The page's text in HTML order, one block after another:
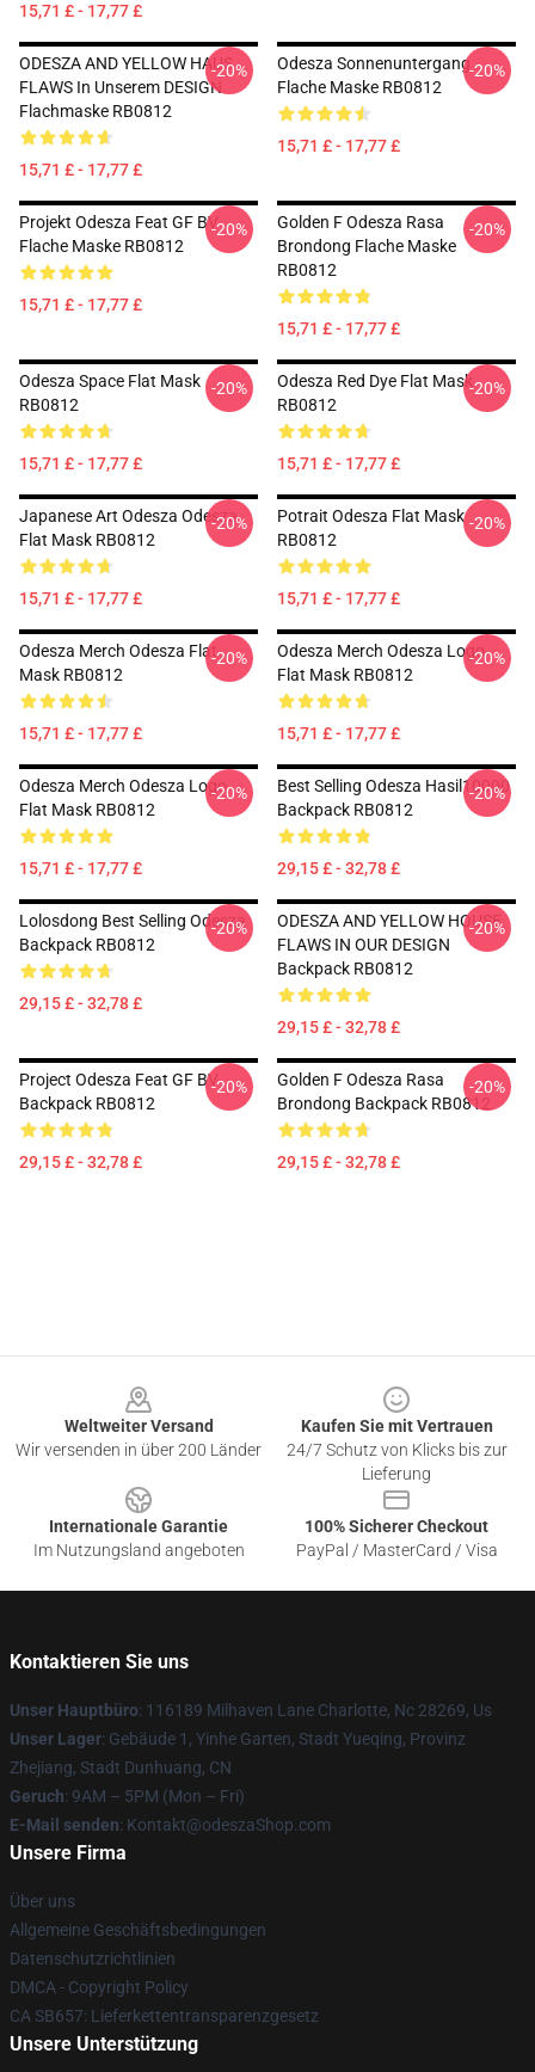
15,71 £ - 17,77 £
ODESZA AND YELLOW HAUS
FLAWS In Unserem DESIGN
Flachmaske RB0812
15,71 £ - 17,77 £
-20%
Odesza Sonnenuntergang
Flache Maske RB0812
15,71 £ - 17,77 £
-20%
Projekt Odesza Feat GF BV
Flache Maske RB0812
15,71 £ - 17,77 £
-20%
Golden F Odesza Rasa
Brondong Flache Maske
RB0812
15,71 £ - 17,77 £
-20%
Odesza Space Flat Mask
RB0812
15,71 £ - 17,77 £
-20%
Odesza Red Dye Flat Mask
RB0812
15,71 £ - 17,77 £
-20%
Japanese Art Odesza Odesza
Flat Mask RB0812
15,71 £ - 17,77 £
-20%
Potrait Odesza Flat Mask
RB0812
15,71 £ - 17,77 £
-20%
Odesza Merch Odesza Flat
Mask RB0812
15,71 £ - 17,77 £
-20%
Odesza Merch Odesza Logo
Flat Mask RB0812
15,71 £ - 17,77 £
-20%
Odesza Merch Odesza Logo
Flat Mask RB0812
15,71 £ - 17,77 £
-20%
Best Selling Odesza Hasil10000
Backpack RB0812
29,15 £ - 32,78 £
-20%
Lolosdong Best Selling Odesza
Backpack RB0812
29,15 £ - 32,78 £
-20%
ODESZA AND YELLOW HOUSE
FLAWS IN OUR DESIGN
Backpack RB0812
29,15 £ - 32,78 £
-20%
Project Odesza Feat GF BV
Backpack RB0812
29,15 £ - 32,78 £
-20%
Golden F Odesza Rasa
Brondong Backpack RB0812
29,15 £ - 32,78 £
-20%
Weltweiter Versand
Wir versenden in über 200 Länder
Kaufen Sie mit Vertrauen
24/7 Schutz von Klicks bis zur
Lieferung
Internationale Garantie
Im Nutzungsland angeboten
100% Sicherer Checkout
PayPal / MasterCard / Visa
Kontaktieren Sie uns
Unser Hauptbüro: 116189 Milhaven Lane Charlotte, Nc 28269, Us
Unser Lager: Gebäude 1, Yinhe Garten, Stadt Yueqing, Provinz
Zhejiang, Stadt Dunhuang, CN
Geruch: 9AM – 5PM (Mon – Fri)
E-Mail senden: Kontakt@odeszaShop.com
Unsere Firma
Über uns
Allgemeine Geschäftsbedingungen
Datenschutzrichtlinien
DMCA - Copyright Policy
CA SB657: Lieferkettentransparenzgesetz
Unsere Unterstützung